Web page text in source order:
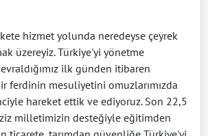
hizmet yolunda neredeyse çeyrek
üzereyiz. Türkiye'yi yönetme
ilk günden itibaren
ferdinin mesuliyetini omuzlarımızda
hareket ettik ve ediyoruz. Son 22,5
milletimizin desteğiyle eğitimden